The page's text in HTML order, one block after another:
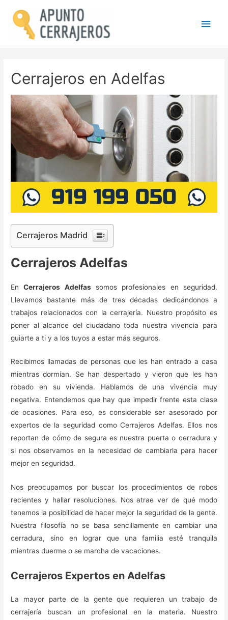
Cerrajeros en Adelfas
Cerrajeros Madrid
Cerrajeros Adelfas
EnCerrajeros Adelfassomos profesionales en seguridad.
Llevamos bastante más de tres décadas dedicándonos a
trabajos relacionados con la cerrajería. Nuestro propósito es
poner al alcance del ciudadano toda nuestra vivencia para
guiarte a ti y a los tuyos a estar más seguros.
Recibimos llamadas de personas que les han entrado a casa
mientras dormían. Se han despertado y vieron que les han
robado en su vivienda. Hablamos de una vivencia muy
negativa. Entendemos que hay que impedir frente esta clase
de ocasiones. Para eso, es considerable ser asesorado por
expertos de la seguridad como Cerrajeros Adelfas. Ellos nos
reportan de cómo de segura es nuestra puerta o cerradura y
si nos observamos en la necesidad de cambiarla para hacer
mejor en seguridad.
Nos preocupamos por buscar los procedimientos de robos
recientes y hallar resoluciones. Nos atrae ver de qué modo
tenemos la posibilidad de hacer mejor la seguridad de la gente.
Nuestra filosofía no se basa sencillamente en cambiar una
cerradura, sino en lograr que una familia esté tranquila
mientras duerme o se marcha de vacaciones.
Cerrajeros Expertos en Adelfas
La mayor parte de la gente que requieren un trabajo de
cerrajería buscan un profesional en la materia. Nuestro